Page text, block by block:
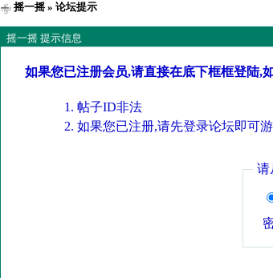
摇一摇» 论坛提示
摇一摇 提示信息
如果您已注册会员,请直接在底下框框登陆,
帖子ID非法
如果您已注册,请先登录论坛即可
请